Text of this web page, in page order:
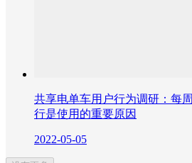
共享电单车用户行为调研：每
行是使用的重要原因
2022-05-05